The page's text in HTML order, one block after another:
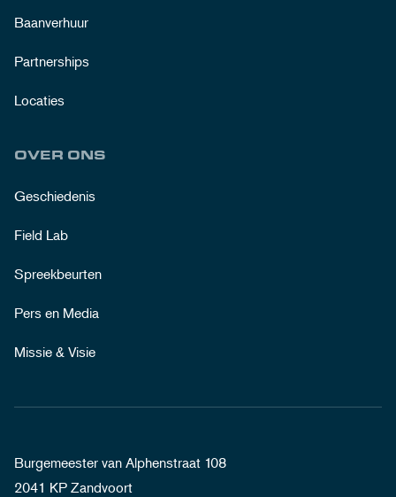
Baanverhuur
Partnerships
Locaties
OVER ONS
Geschiedenis
Field Lab
Spreekbeurten
Pers en Media
Missie & Visie
Burgemeester van Alphenstraat 108
2041 KP Zandvoort